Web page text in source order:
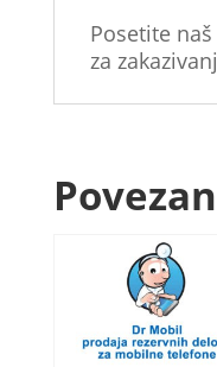
Posetite
za